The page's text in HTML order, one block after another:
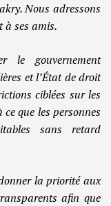
Nous adressons
à ses amis.
le gouvernement
et l’État de droit
ciblées sur les
que les personnes
sans retard
la priorité aux
afin que